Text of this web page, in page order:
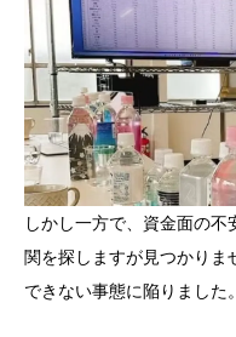
しかし一方で、資金面の
関を探しますが見つかりま
できない事態に陥りました。